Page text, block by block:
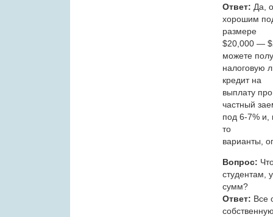
Ответ: Да,
хорошим
размере
$20,000 —
можете
налоговую
кредит на
выплату
частный
под 6-7% и,
то
варианты,
Вопрос:
студентам,
сумм?
Ответ: Все